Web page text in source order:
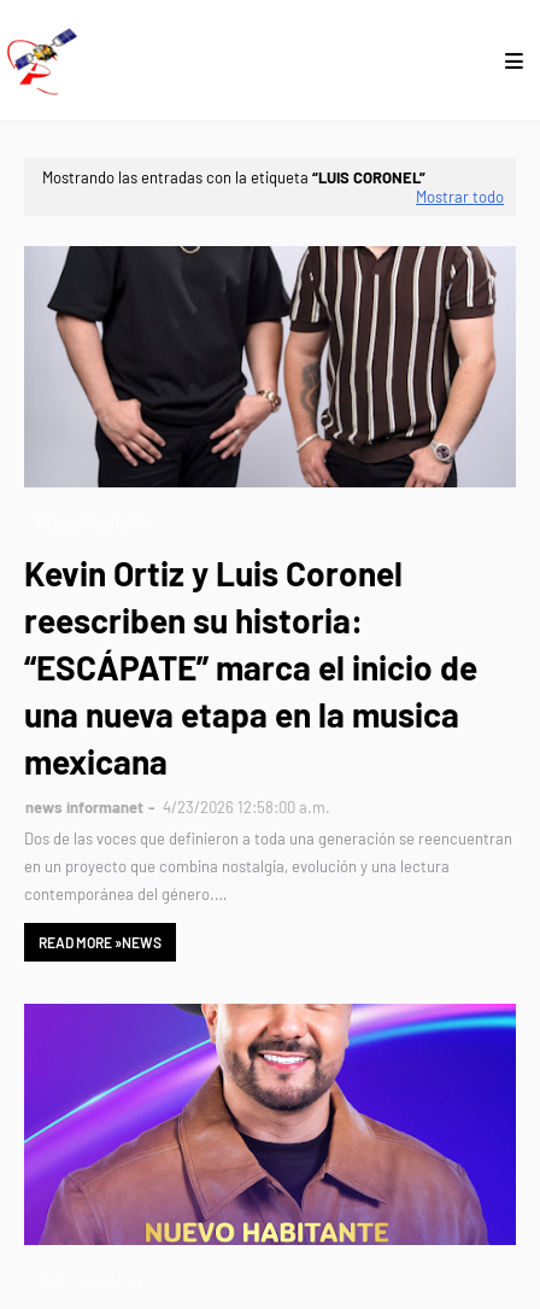
Mostrando las entradas con la etiqueta LUIS CORONEL
Mostrar todo
Kevin Ortiz y Luis Coronel
reescriben su historia:
“ESCÁPATE” marca el inicio de
una nueva etapa en la musica
mexicana
news informanet
4/23/2026 12:58:00 a.m.
Dos de las voces que definieron a toda una generación se reencuentran
en un proyecto que combina nostalgia, evolución y una lectura
contemporánea del género.…
READ MORE »NEWS